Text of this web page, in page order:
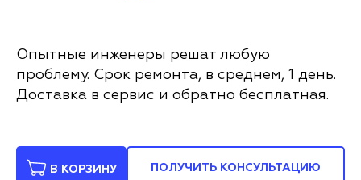
Опытные инженеры решат любую
проблему. Срок ремонта, в среднем, 1 день.
Доставка в сервис и обратно бесплатная.
В КОРЗИНУ ПОЛУЧИТЬ КОНСУЛЬТАЦИЮ